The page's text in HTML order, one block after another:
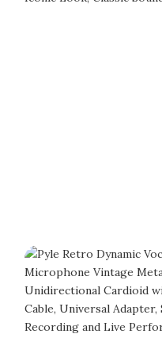
UHF
Master Tonor è un
e trasmettere la tua voce in